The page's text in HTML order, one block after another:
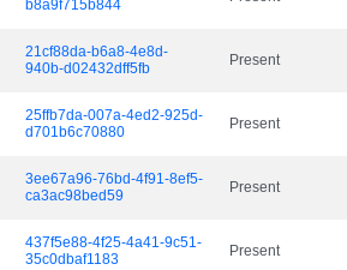
b8a9f715b844
21cf88da-b6a8-4e8d-
940b-d02432dff5fb
Present
25ffb7da-007a-4ed2-925d-
d701b6c70880
Present
3ee67a96-76bd-4f91-8ef5-
ca3ac98bed59
Present
437f5e88-4f25-4a41-9c51-
35c0dbaf1183
Present